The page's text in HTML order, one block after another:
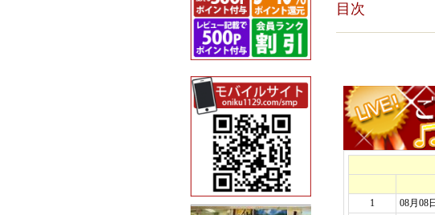
目次